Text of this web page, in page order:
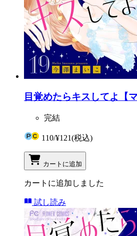
目覚めたらキスしてよ【
完結
110/¥121(税込)
カートに追加
カートに追加しました
試し読み